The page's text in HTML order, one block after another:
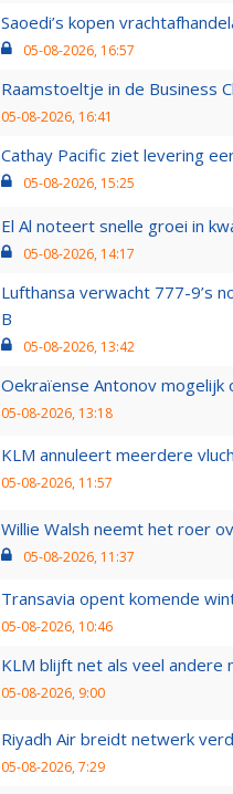
Saoedi’s kopen
05-08-2026, 16:57
Raamstoeltje in de Business
05-08-2026, 16:41
Cathay Pacific ziet levering
05-08-2026, 15:25
El Al noteert snelle groei in
05-08-2026, 14:17
Lufthansa verwacht 777-9’s
B
05-08-2026, 13:42
Oekraïense Antonov mogelijk
05-08-2026, 13:18
KLM annuleert meerdere
05-08-2026, 11:57
Willie Walsh neemt het roer
05-08-2026, 11:37
Transavia opent komende
05-08-2026, 10:46
KLM blijft net als veel andere
05-08-2026, 9:00
Riyadh Air breidt netwerk
05-08-2026, 7:29